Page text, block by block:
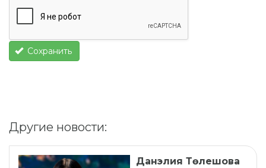
Сохранить
Другие новости:
Данэлия Төлешова